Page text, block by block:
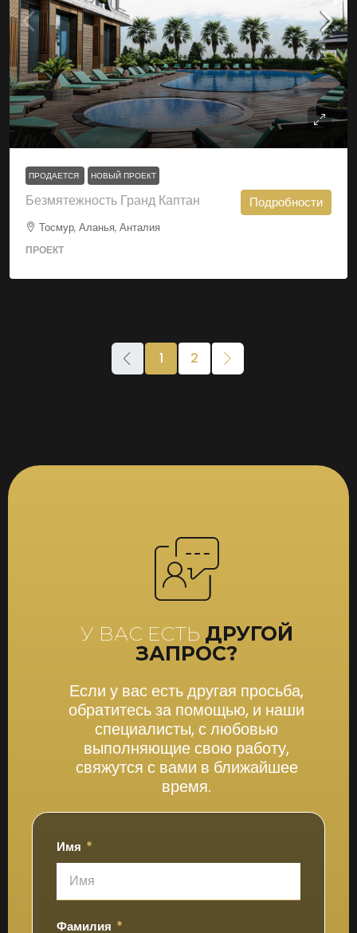
ПРОДАЕТСЯ НОВЫЙ ПРОЕКТ
Безмятежность Гранд Каптан
Тосмур, Аланья, Анталия
ПРОЕКТ
Подробности
1 2
У ВАС ЕСТЬ ДРУГОЙ
ЗАПРОС?
Если у вас есть другая просьба,
обратитесь за помощью, и наши
специалисты, с любовью
выполняющие свою работу,
свяжутся с вами в ближайшее
время.
Имя
Фамилия